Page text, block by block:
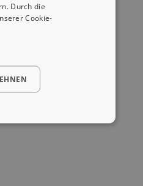
Durch die
Cookie-